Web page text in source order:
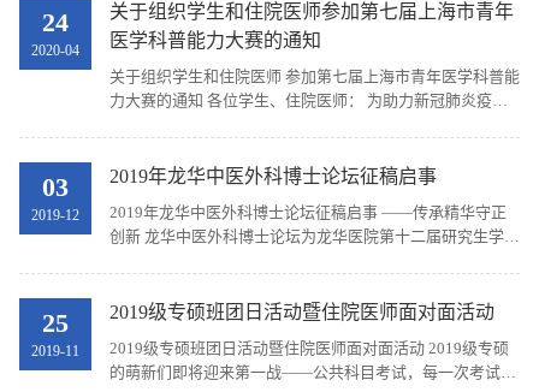
24
2020-04
关于组织学生和住院医师参加第七届上海市青年
医学科普能力大赛的通知
关于组织学生和住院医师 参加第七届上海市青年医学科普能
力大赛的通知 各位学生、住院医师： 为助力新冠肺炎疫情
03
2019-12
2019年龙华中医外科博士论坛征稿启事
2019年龙华中医外科博士论坛征稿启事 ——传承精华守正
创新 龙华中医外科博士论坛为龙华医院第十二届研究生学术
25
2019-11
2019级专硕班团日活动暨住院医师面对面活动
2019级专硕班团日活动暨住院医师面对面活动 2019级专硕
的萌新们即将迎来第一战——公共科目考试，每一次考试都